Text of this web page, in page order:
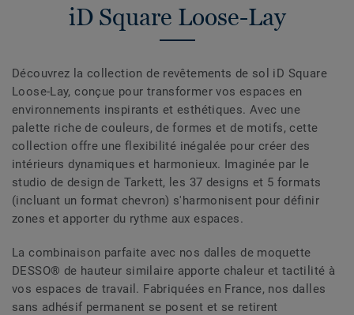
iD Square Loose-Lay
Découvrez la collection de revêtements de sol iD Square
Loose-Lay, conçue pour transformer vos espaces en
environnements inspirants et esthétiques. Avec une
palette riche de couleurs, de formes et de motifs, cette
collection offre une flexibilité inégalée pour créer des
intérieurs dynamiques et harmonieux. Imaginée par le
studio de design de Tarkett, les 37 designs et 5 formats
(incluant un format chevron) s'harmonisent pour définir
zones et apporter du rythme aux espaces.
La combinaison parfaite avec nos dalles de moquette
DESSO® de hauteur similaire apporte chaleur et tactilité à
vos espaces de travail. Fabriquées en France, nos dalles
sans adhésif permanent se posent et se retirent